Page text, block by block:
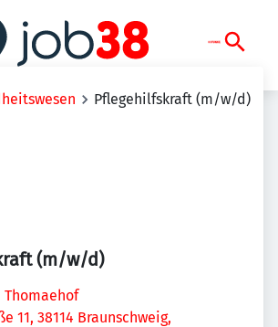
Pflegehilfskraft (m/w/d)
(m/w/d)
11, 38114 Braunschweig,